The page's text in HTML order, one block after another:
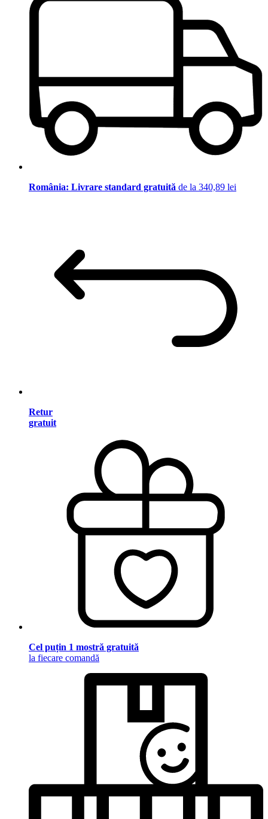
România: Livrare standard gratuită de la 340,89 lei
Retur
gratuit
Cel puțin 1 mostră gratuită
la fiecare comandă